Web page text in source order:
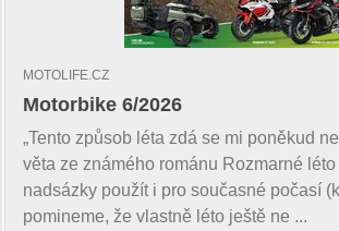
MOTOLIFE.CZ
Motorbike 6/2026
„Tento způsob léta zdá se mi poněkud
věta ze známého románu Rozmarné
nadsázky použít i pro současné počasí
pomineme, že vlastně léto ještě ne ...